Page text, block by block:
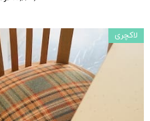
لاکچری